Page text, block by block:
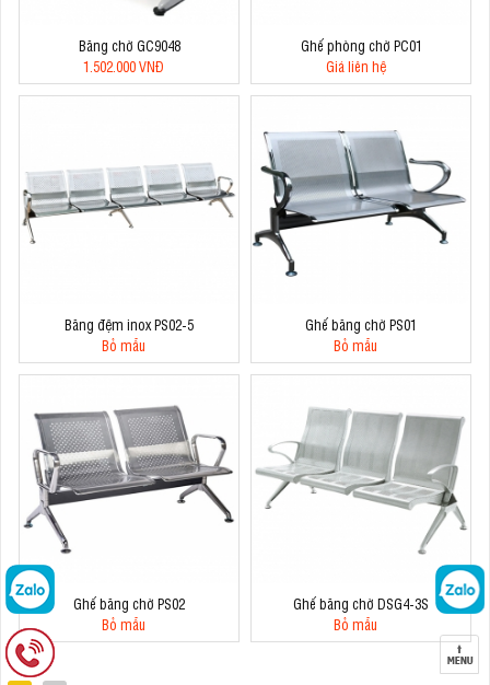
Băng chờ GC9048
1.502.000 VNĐ
Ghế phòng chờ PC01
Giá liên hệ
Băng đệm inox PS02-5
Bỏ mẫu
Ghế băng chờ PS01
Bỏ mẫu
Ghế băng chờ PS02
Bỏ mẫu
Ghế băng chờ DSG4-3S
Bỏ mẫu